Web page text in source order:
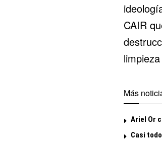
CAIR
Más
Ariel Or
Casi